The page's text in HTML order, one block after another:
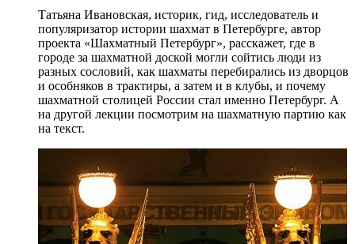
Татьяна Ивановская, историк, гид, исследователь и
популяризатор истории шахмат в Петербурге, автор
проекта «Шахматный Петербург», расскажет, где в
городе за шахматной доской могли сойтись люди из
разных сословий, как шахматы перебирались из дворцов
и особняков в трактиры, а затем и в клубы, и почему
шахматной столицей России стал именно Петербург. А
на другой лекции посмотрим на шахматную партию как
на текст.